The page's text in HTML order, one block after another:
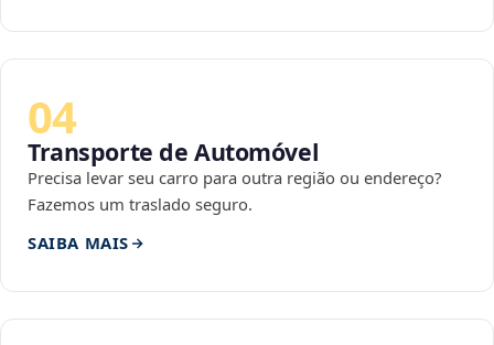
04
Transporte de Automóvel
Precisa levar seu carro para outra região ou endereço?
Fazemos um traslado seguro.
SAIBA MAIS